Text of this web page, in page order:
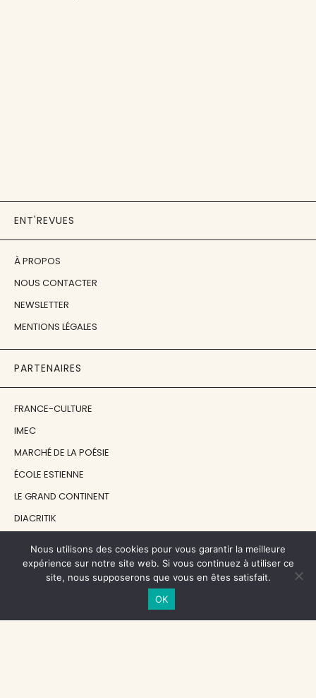
ENT'REVUES
À PROPOS
NOUS CONTACTER
NEWSLETTER
MENTIONS LÉGALES
PARTENAIRES
FRANCE-CULTURE
IMEC
MARCHÉ DE LA POÉSIE
ÉCOLE ESTIENNE
LE GRAND CONTINENT
DIACRITIK
NOS SOUTIENS
CENTRE NATIONAL DU LIVRE
Nous utilisons des cookies pour vous garantir la meilleure
expérience sur notre site web. Si vous continuez à utiliser ce
site, nous supposerons que vous en êtes satisfait.
OK